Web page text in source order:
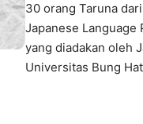
30 orang Taruna
Japanese
yang diadakan oleh
Universitas Bung